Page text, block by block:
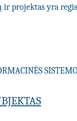
projektas yra